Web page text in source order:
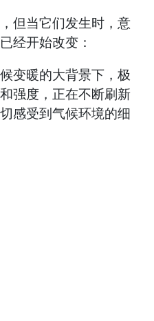
但当它们发生时，意
经开始改变：
变暖的大背景下，极
强度，正在不断刷新
感受到气候环境的细